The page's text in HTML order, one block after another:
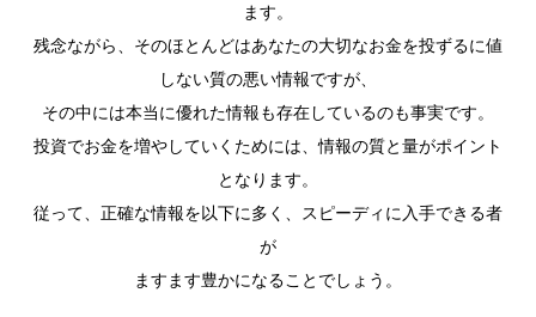
ます。
残念ながら、そのほとんどはあなたの大切なお金を投ずるに値
しない質の悪い情報ですが、
その中には本当に優れた情報も存在しているのも事実です。
投資でお金を増やしていくためには、情報の質と量がポイント
となります。
従って、正確な情報を以下に多く、スピーディに入手できる者
が
ますます豊かになることでしょう。